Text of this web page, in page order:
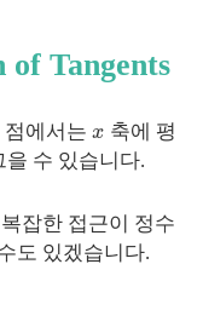
of Tangents
점에서는x 축에 평
수 있습니다.
잡한 접근이 정수
도 있겠습니다.